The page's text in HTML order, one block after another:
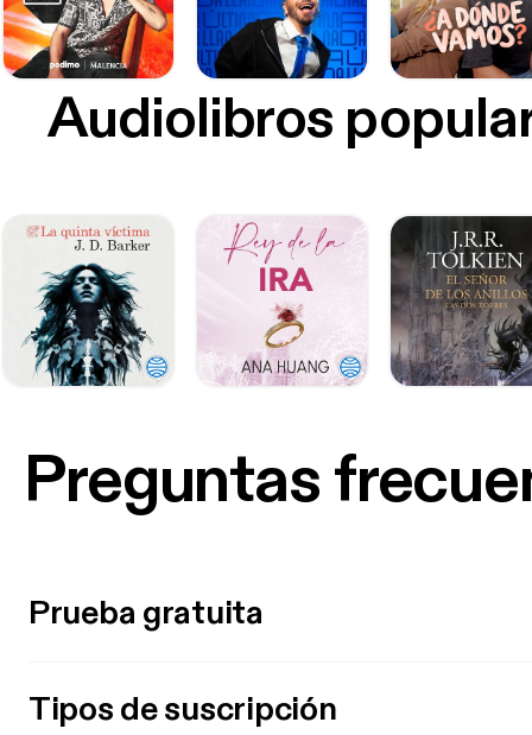
Audiolibros
Preguntas
Prueba gratuita
Tipos de suscripción